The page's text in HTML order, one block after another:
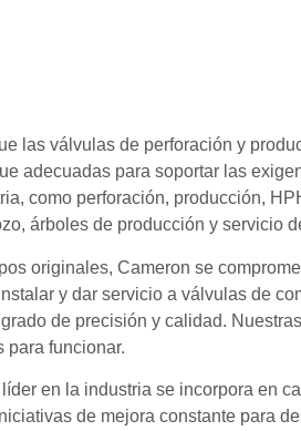
las válvulas de perforación y
adecuadas para soportar las
como perforación, producción,
árboles de producción y servicio
originales, Cameron se
y dar servicio a válvulas de
de precisión y calidad. Nuestras
para funcionar.​
en la industria se incorpora en
de mejora constante para